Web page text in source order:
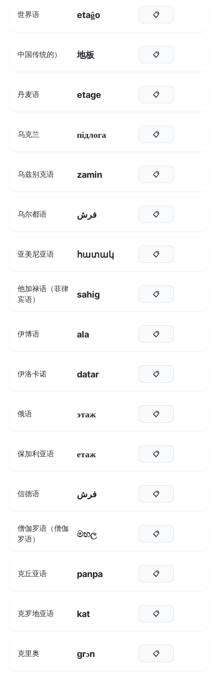
世界语 etaĝo 📋
中国传统的） 地板 📋
丹麦语 etage 📋
乌克兰 підлога 📋
乌兹别克语 zamin 📋
乌尔都语 فرش 📋
亚美尼亚语 հատակ 📋
他加禄语（菲律
宾语）
sahig 📋
伊博语 ala 📋
伊洛卡诺 datar 📋
俄语 этаж 📋
保加利亚语 етаж 📋
信德语 فرش 📋
僧伽罗语（僧伽
罗语）
මහල 📋
克丘亚语 panpa 📋
克罗地亚语 kat 📋
克里奥 grɔn 📋